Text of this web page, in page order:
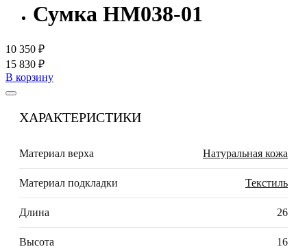
Сумка HM038-01
10 350 ₽
15 830 ₽
В корзину
ХАРАКТЕРИСТИКИ
Материал верха Натуральная кожа
Материал подкладки Текстиль
Длина 26
Высота 16